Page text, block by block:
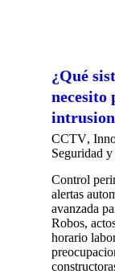
¿Qué
necesito
CCTV,
Seguridad
Control
alertas
avanzada
Robos,
horario